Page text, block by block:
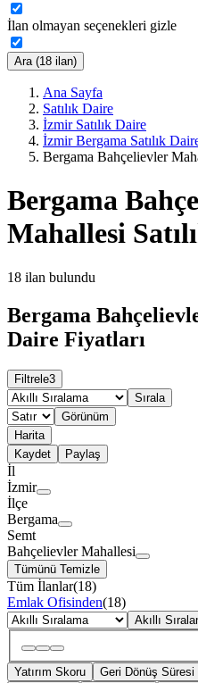
İlan olmayan seçenekleri gizle
Ara (18 ilan)
Ana Sayfa
Satılık Daire
İzmir Satılık Daire
İzmir Bergama Satılık
Bergama Bahçelievler
Bergama
Mahallesi
18 ilan bulundu
Bergama
Daire Fiyatları
Filtrele3
Sırala
Görünüm
Harita
Kaydet
Paylaş
İl
İzmir
İlçe
Bergama
Semt
Bahçelievler Mahallesi
Tümünü Temizle
Tüm İlanlar(18)
Emlak Ofisinden(18)
Akıllı
Yatırım Skoru Geri Dönüş Süresi